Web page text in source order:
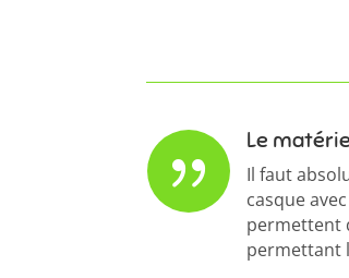
{ Le
Il faut
casque
permettent
permettant